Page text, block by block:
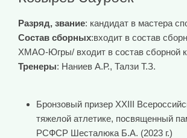
Разряд, звание: кандидат в мастера
Состав сборных:входит в состав
ХМАО-Югры/ входит в состав сборной
Тренеры: Наниев А.Р., Талзи Т.З.
Бронзовый призер ХXIII
тяжелой атлетике, посвященный
РСФСР Шесталюка Б.А. (2023 г.)